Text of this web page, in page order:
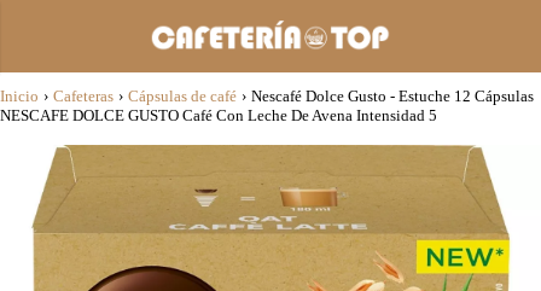
Inicio › Cafeteras › Cápsulas de café › Nescafé Dolce Gusto - Estuche 12 Cápsulas
NESCAFE DOLCE GUSTO Café Con Leche De Avena Intensidad 5